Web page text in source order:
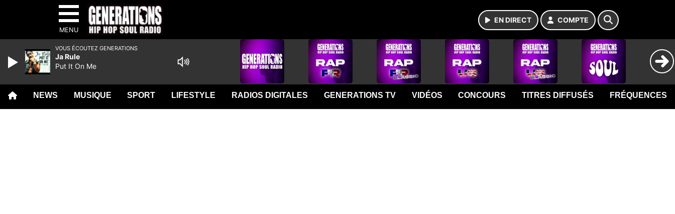
MENU
EN DIRECT COMPTE
NEWS MUSIQUE SPORT LIFESTYLE RADIOS DIGITALES GENERATIONS TV VIDÉOS CONCOURS TITRES DIFFUSÉS FRÉQUENCES
VOUS ÉCOUTEZ GENERATIONS
Ja Rule
Put It On Me